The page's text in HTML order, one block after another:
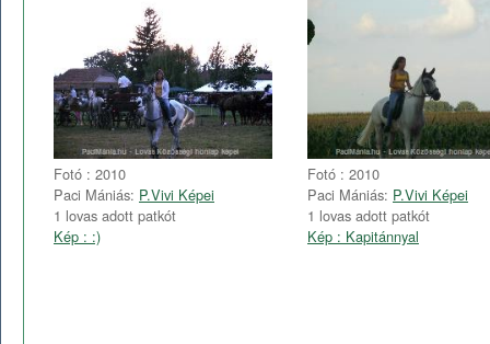
Fotó : 2010
Paci Mániás: P.Vivi Képei
1 lovas adott patkót
Kép : :)
Fotó : 2010
Paci Mániás: P.Vivi Képei
1 lovas adott patkót
Kép : Kapitánnyal